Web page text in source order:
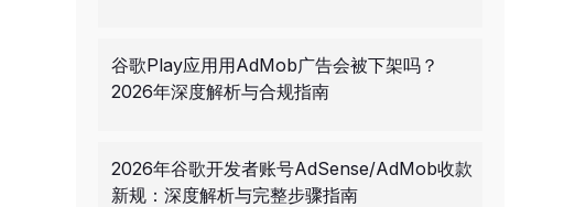
谷歌Play应用用AdMob广告会被下架吗？
2026年深度解析与合规指南
2026年谷歌开发者账号AdSense/AdMob收款
新规：深度解析与完整步骤指南